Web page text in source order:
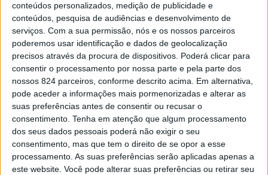
conteúdos personalizados, medição de publicidade e
conteúdos, pesquisa de audiências e desenvolvimento de
serviços. Com a sua permissão, nós e os nossos parceiros
poderemos usar identificação e dados de geolocalização
precisos através da procura de dispositivos. Poderá clicar para
consentir o processamento por nossa parte e pela parte dos
nossos 824 parceiros, conforme descrito acima. Em alternativa,
pode aceder a informações mais pormenorizadas e alterar as
suas preferências antes de consentir ou recusar o
consentimento. Tenha em atenção que algum processamento
dos seus dados pessoais poderá não exigir o seu
consentimento, mas que tem o direito de se opor a esse
processamento. As suas preferências serão aplicadas apenas a
este website. Você pode alterar suas preferências ou retirar seu
pontos de higienização de mãos, uso de máscara e
circuitos para a circulação das pessoas que se encontram
no recinto, designadamente.
No concelho, realizam-se feiras em Campelo (8 e 23 de
cada mês), Gestaçô (5 e 19 de cada mês) e Santa
Marinha do Zêzere (11 e 25 de cada mês).
CONTINUAR A LER
More : Baião , Feiras
Previous post
Baião: Cartão do
Munícipe proporciona
descontos
Next post
Luís Castro Mendes
recebe Prémio de
Poesia Teixeira de
Pascoaes